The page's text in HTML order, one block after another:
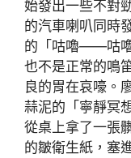
始發出一些不對
的汽車喇叭同時
的「咕嚕——咕
也不是正常的鳴
良的胃在哀嚎。
蒜泥的「寧靜冥
從桌上拿了一張
的皺衛生紙，塞